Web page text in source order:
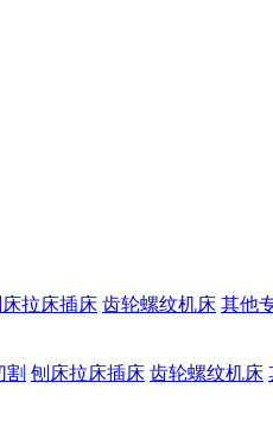
拉床插床 齿轮螺纹机床 其他
割 刨床拉床插床 齿轮螺纹机床